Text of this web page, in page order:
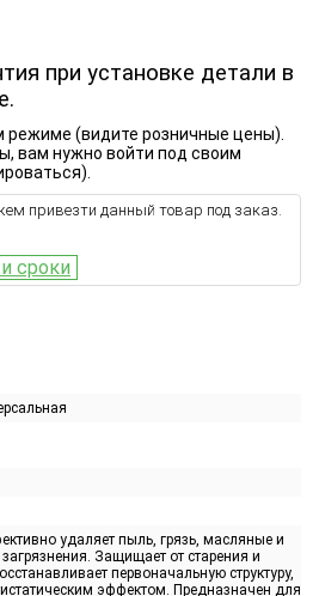
при установке детали в
удаляет пыль, грязь, масляные и
Защищает от старения и
первоначальную структуру,
эффектом. Предназначен для
режиме (видите розничные цены).
вам нужно войти под своим
привезти данный товар под заказ.
сроки